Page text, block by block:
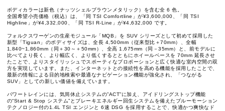
ボディカラーは新色（ナッツシェルブラウンメタリック）を含む全 6 色。
全国希望小売価格（税込）は、「同 TSI Comfortline」が¥3,600,000、「同 TSI
Highline」が¥4,332,000、「同 TSI R-Line」が¥4,632,000 です。
フォルクスワーゲンの生産モジュール「MQB」を SUV シリーズとして初めて採用した
新型「Tiguan」のボディサイズは、全長 4,500mm（従来型比＋70mm）、全幅
1,840~1,860mm（同＋30～＋50mm）、全高 1,675mm（同－35mm）と、前モデルに
比べてより長く、より幅広く、より低くするとともにホイールベースを 70mm 延長させ
たことで、よりスタイリッシュでスポーティなプロポーションと広く快適な室内空間の双
方を実現しています。また、インターネットとの接続性を高める機能を採用したことで、
最新の情報による目的地検索や最適なナビゲーション機能が強化され、「つながる
SUV」としての新しい価値を備えています。
パワートレインには、気筒休止システムの”ACT”に加え、アイドリングストップ機能
の“Start & Stop システム”とブレーキエネルギー回生システムを備えたブルーモーション
テクノロジー付の1.4L TSI エンジンと 6速 DSG を採用することで、快適かつ爽快なド